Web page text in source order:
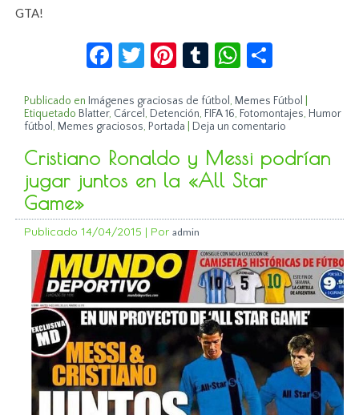
GTA!
Facebook
Twitter
Pinterest
TumblrWhatsApp
Publicado en Imágenes graciosas de fútbol , Memes Fútbol
Etiquetado Blatter, Cárcel , Detención, FIFA 16, Fotomontajes, Humor
fútbol , Memes graciosos, Portada Deja un comentario
Cristiano Ronaldo y Messi podrían
jugar juntos en la «All Star
Game»
Publicado 14/04/2015 | Por admin